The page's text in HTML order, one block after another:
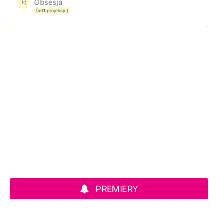
10 Obsesja
(501 projekcje)
PREMIERY